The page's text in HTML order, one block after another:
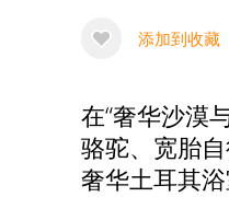
添加到收藏
在“奢华沙漠
骆驼、宽胎
奢华土耳其